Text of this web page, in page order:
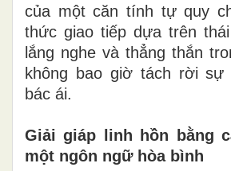
của một căn tính tự quy
thức giao tiếp dựa trên
lắng nghe và thẳng thắn
không bao giờ tách rời sự
bác ái.
Giải giáp linh hồn bằng
một ngôn ngữ hòa bình